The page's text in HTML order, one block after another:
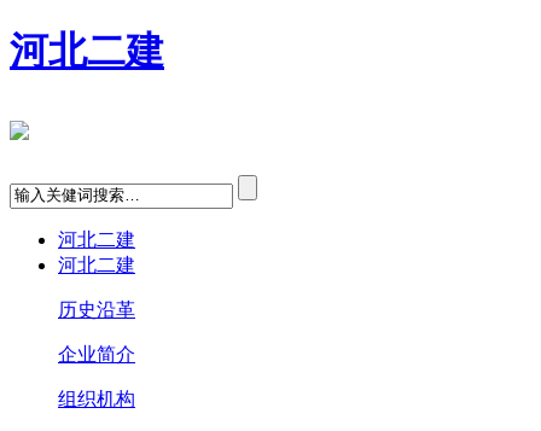
河北二建
河北二建
河北二建
历史沿革
企业简介
组织机构